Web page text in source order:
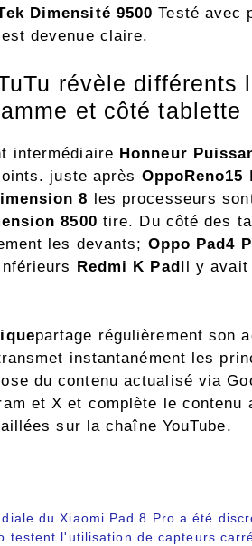
Dimensité 9500 Testé avec
devenue claire.
révèle différents
et côté tablette
intermédiaire Honneur
juste après OppoReno15
8 les processeurs
8500 tire. Du côté des
les devants; Oppo Pad4
Redmi K Pad
Il y
partage régulièrement son
instantanément les
du contenu actualisé via
et X et complète le
sur la chaîne YouTube.
du Xiaomi Pad 8 Pro a été
testent l'utilisation de capteurs